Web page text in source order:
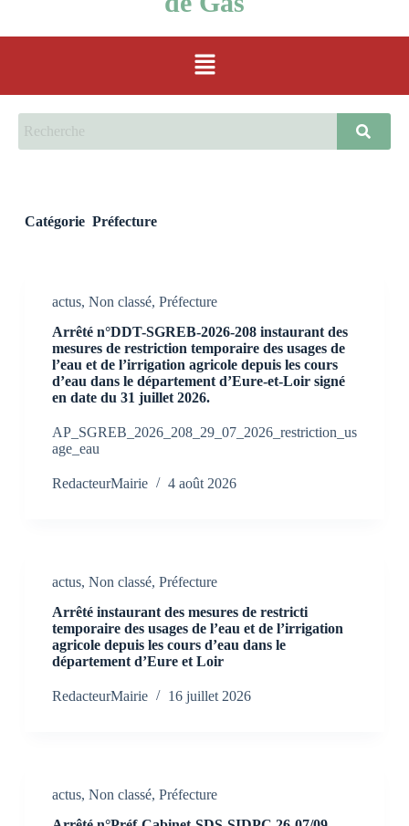
Catégorie Préfecture
actus, Non classé, Préfecture
Arrêté n°DDT-SGREB-2026-208 instaurant des
mesures de restriction temporaire des usages de
l’eau et de l’irrigation agricole depuis les cours
d’eau dans le département d’Eure-et-Loir signé
en date du 31 juillet 2026.
AP_SGREB_2026_208_29_07_2026_restriction_us
age_eau
RedacteurMairie 4 août 2026
actus, Non classé, Préfecture
Arrêté instaurant des mesures de restricti
temporaire des usages de l’eau et de l’irrigation
agricole depuis les cours d’eau dans le
département d’Eure et Loir
RedacteurMairie 16 juillet 2026
actus, Non classé, Préfecture